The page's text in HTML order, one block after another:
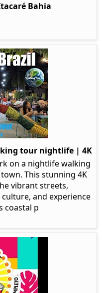
Bahia
tour nightlife | 4K
on a nightlife walking
This stunning 4K
vibrant streets,
and experience
coastal p